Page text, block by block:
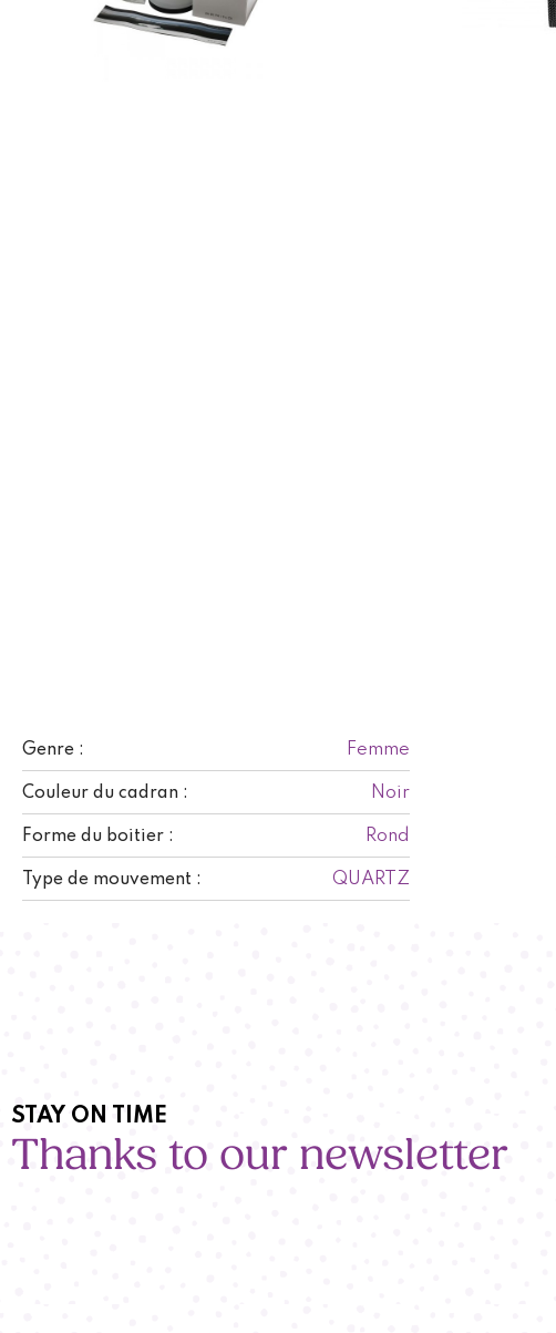
Genre : Femme
Couleur du cadran : Noir
Forme du boitier : Rond
Type de mouvement : QUARTZ
STAY ON TIME
Thanks to our newsletter